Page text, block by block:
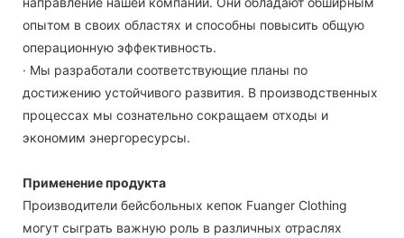
опытом в своих областях и способны повысить общую
операционную эффективность.
· Мы разработали соответствующие планы по
достижению устойчивого развития. В производственных
процессах мы сознательно сокращаем отходы и
экономим энергоресурсы.
Применение продукта
Производители бейсбольных кепок Fuanger Clothing
могут сыграть важную роль в различных отраслях